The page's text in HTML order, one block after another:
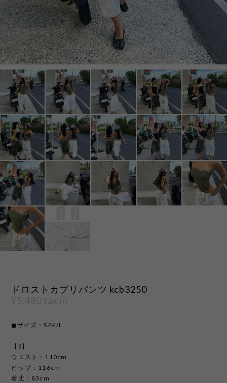
ドロストカプリパンツ kcb3250
◼︎サイズ：S/M/L
【S】
ウエスト：110cm
ヒップ：116cm
着丈：83cm